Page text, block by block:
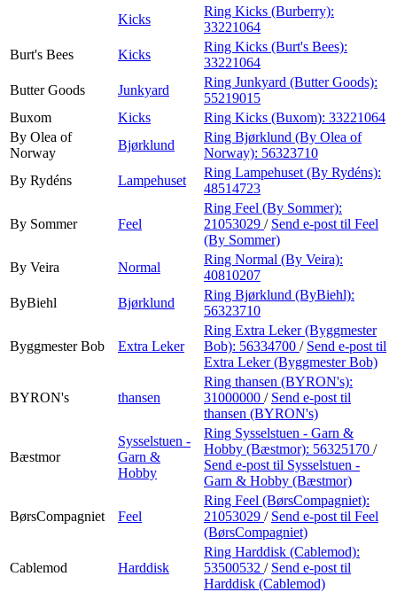
Kicks
Ring Kicks (Burberry):
33221064
Burt's Bees
Kicks
Ring Kicks (Burt's Bees):
33221064
Butter Goods
Junkyard
Ring Junkyard (Butter Goods):
55219015
Buxom
Kicks Ring Kicks (Buxom): 33221064
By Olea of
Norway
Bjørklund
Ring Bjørklund (By Olea of
Norway): 56323710
By Rydéns
Lampehuset
Ring Lampehuset (By Rydéns):
48514723
By Sommer Feel
Ring Feel (By Sommer):
21053029 / Send e-post til Feel
(By Sommer)
By Veira
Normal
Ring Normal (By Veira):
40810207
ByBiehl
Bjørklund
Ring Bjørklund (ByBiehl):
56323710
Byggmester Bob Extra Leker
Ring Extra Leker (Byggmester
Bob): 56334700 / Send e-post til
Extra Leker (Byggmester Bob)
BYRON's thansen
Ring thansen (BYRON's):
31000000 / Send e-post til
thansen (BYRON's)
Bæstmor
Sysselstuen -
Garn &
Hobby
Ring Sysselstuen - Garn &
Hobby (Bæstmor): 56325170 /
Send e-post til Sysselstuen -
Garn & Hobby (Bæstmor)
BørsCompagniet Feel
Ring Feel (BørsCompagniet):
21053029 / Send e-post til Feel
(BørsCompagniet)
Cablemod Harddisk
Ring Harddisk (Cablemod):
53500532 / Send e-post til
Harddisk (Cablemod)